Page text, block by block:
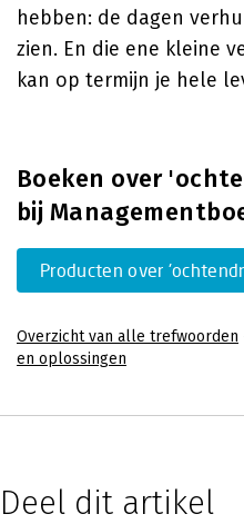
hebben: de dagen
zien. En die ene kleine
kan op termijn je hele
Boeken over
bij
Producten over
Overzicht van alle trefwoorden
en oplossingen
Deel dit artikel